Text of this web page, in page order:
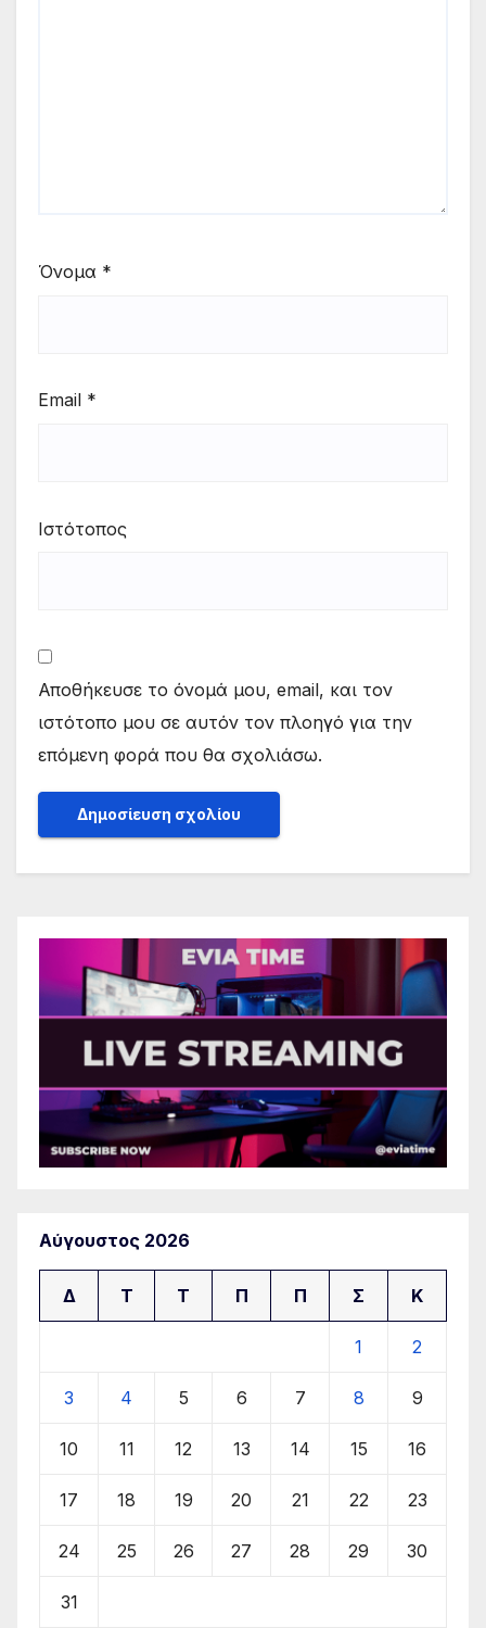
Όνομα *
Email *
Ιστότοπος
Αποθήκευσε το όνομά μου, email, και τον
ιστότοπο μου σε αυτόν τον πλοηγό για την
επόμενη φορά που θα σχολιάσω.
Αύγουστος 2026
Δ Τ Τ Π Π Σ Κ
1 2
3 4 5 6 7 8 9
10 11 12 13 14 15 16
17 18 19 20 21 22 23
24 25 26 27 28 29 30
31